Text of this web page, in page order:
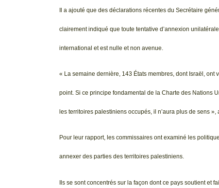
Il a ajouté que des déclarations récentes du Secrétaire
clairement indiqué que toute tentative d’annexion
international et est nulle et non avenue.
« La semaine dernière, 143 États membres, dont Israël, ont
point. Si ce principe fondamental de la Charte des Nations
les territoires palestiniens occupés, il n’aura plus de sens
Pour leur rapport, les commissaires ont examiné les
annexer des parties des territoires palestiniens.
Ils se sont concentrés sur la façon dont ce pays soutient et